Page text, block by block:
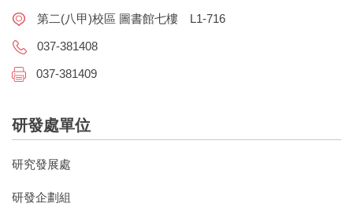
第二(八甲)校區 圖書館七樓 L1-716
037-381408
037-381409
研發處單位
研究發展處
研發企劃組